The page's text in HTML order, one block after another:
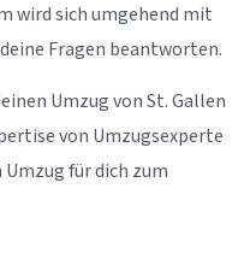
wird sich umgehend mit
Fragen beantworten.
Umzug von St. Gallen
von Umzugsexperte
Umzug für dich zum